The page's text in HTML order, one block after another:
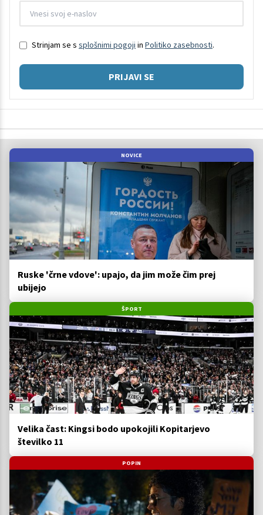
Strinjam se s splošnimi pogoji in Politiko zasebnosti.
PRIJAVI SE
NOVICE
Ruske 'črne vdove': upajo, da jim može čim prej
ubijejo
ŠPORT
Velika čast: Kingsi bodo upokojili Kopitarjevo
številko 11
POPIN